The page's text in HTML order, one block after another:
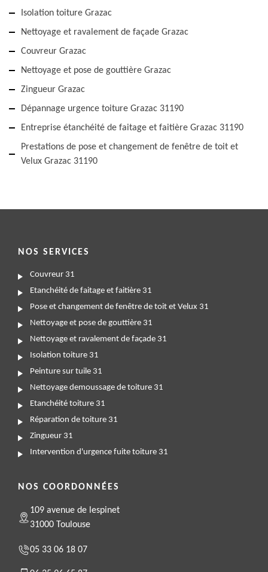
Isolation toiture Grazac
Nettoyage et ravalement de façade Grazac
Couvreur Grazac
Nettoyage et pose de gouttière Grazac
Zingueur Grazac
Dépannage urgence toiture Grazac 31190
Entreprise étanchéité de faitage et faitière Grazac 31190
Prestations de pose et changement de fenêtre de toit et
Velux Grazac 31190
NOS SERVICES
Couvreur 31
Etanchéité de faitage et faitière 31
Pose et changement de fenêtre de toit et Velux 31
Nettoyage et pose de gouttière 31
Nettoyage et ravalement de façade 31
Isolation toiture 31
Peinture sur tuile 31
Nettoyage demoussage de toiture 31
Etanchéité toiture 31
Réparation de toiture 31
Zingueur 31
Intervention d'urgence fuite toiture 31
NOS COORDONNÉES
109 avenue de lespinet
31000 Toulouse
05 33 06 18 07